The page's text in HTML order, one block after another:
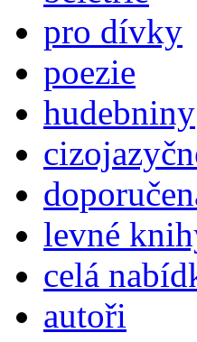
pro dívky
poezie
hudebniny
levné
celá
autoři